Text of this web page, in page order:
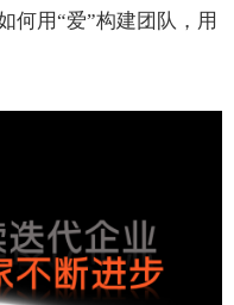
何用“爱”构建团队，用